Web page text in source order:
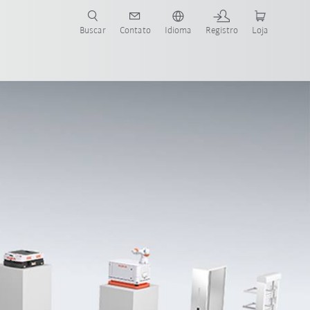
Buscar Contato Idioma Registro Loja